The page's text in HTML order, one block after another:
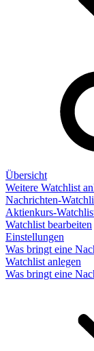
Übersicht
Weitere Watchlist
Nachrichten-
Aktienkurs-
Watchlist bearbeiten
Einstellungen
Was bringt eine
Watchlist anlegen
Was bringt eine